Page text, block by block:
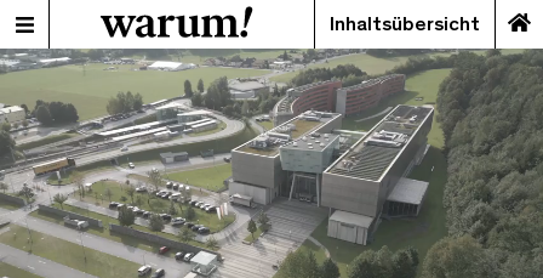
Inhaltsübersicht